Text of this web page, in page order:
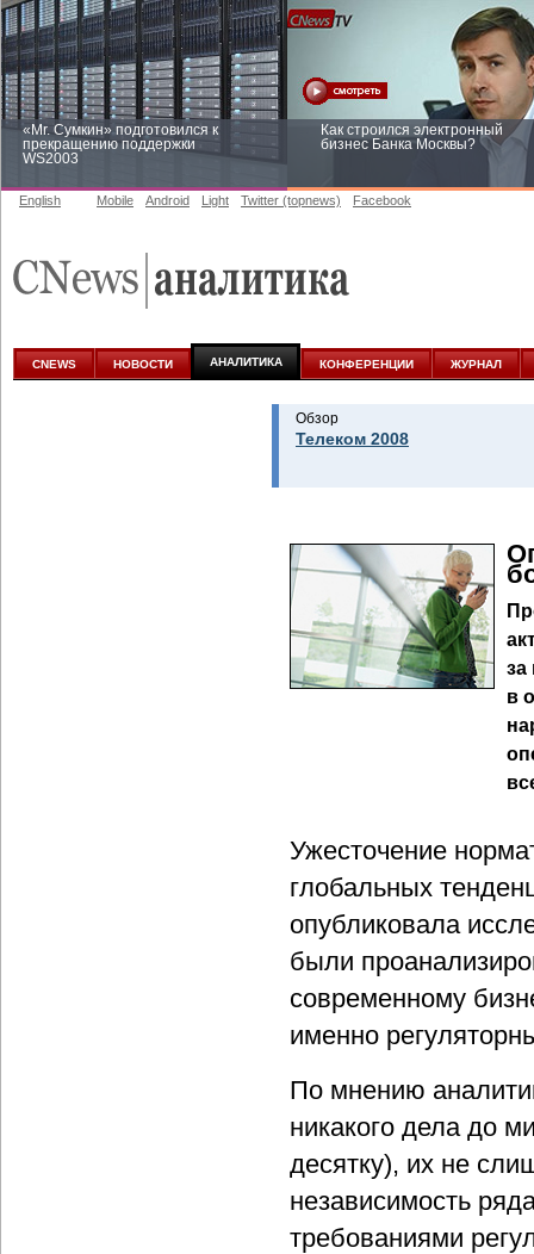
«Mr. Сумкин» подготовился к
прекращению поддержки
WS2003
Как строился электронный
бизнес Банка Москвы?
аналитике
English Mobile Android Light Twitter (topnews) Facebook
CNEWS НОВОСТИ АНАЛИТИКА КОНФЕРЕНЦИИ ЖУРНАЛ
Обзор
Телеком 2008
за
в
Ужесточение
глобальных
опубликовала
были
современному
именно
По мнению
никакого дела до
десятку), их не
независимость
требованиями